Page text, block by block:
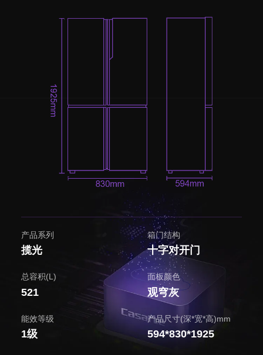
产品系列
揽光
箱门结构
十字对开门
总容积(L)
521
面板颜色
观穹灰
能效等级
1级
产品尺寸(深*宽*高)mm
594*830*1925